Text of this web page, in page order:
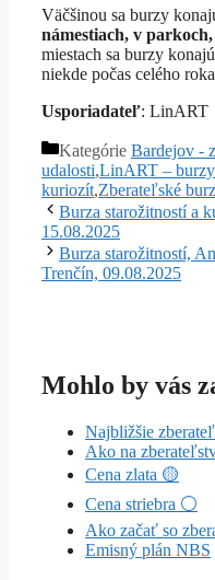
Väčšinou sa burzy
námestiach, v
miestach sa burzy
niekde počas celého
Usporiadateľ: LinART
Kategórie Bardejov -
udalosti,LinART – burzy
kuriozít,Zberateľské
Burza starožitností a
15.08.2025
Burza starožitností,
Trenčín, 09.08.2025
Mohlo by vás
Najbližšie
Ako na
Cena zlata 🟡
Cena striebra ⚪
Ako začať so
Emisný plán NBS